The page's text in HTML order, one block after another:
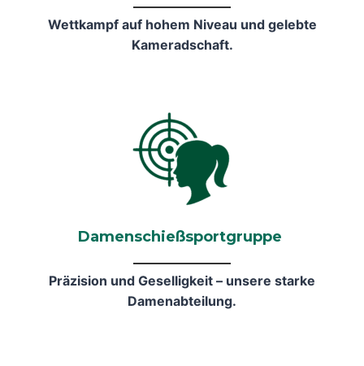
Wettkampf auf hohem Niveau und gelebte
Kameradschaft.
Damenschießsportgruppe
Präzision und Geselligkeit – unsere starke
Damenabteilung.